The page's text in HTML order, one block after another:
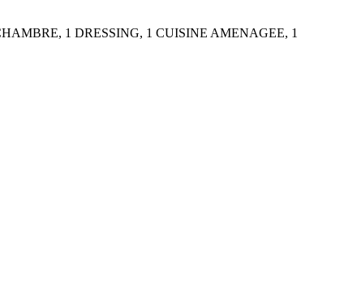
1 DRESSING, 1 CUISINE AMENAGEE, 1